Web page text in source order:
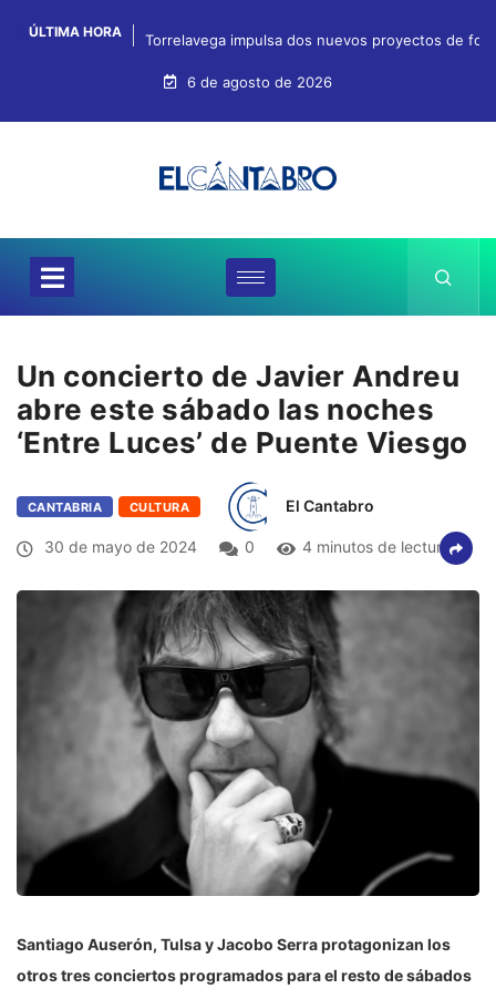
ÚLTIMA HORA Torrelavega impulsa dos nuevos proyectos de
6 de agosto de 2026
Un concierto de Javier Andreu
abre este sábado las noches
‘Entre Luces’ de Puente Viesgo
CANTABRIA CULTURA El Cantabro
30 de mayo de 2024 0 4 minutos de lectura
Santiago Auserón, Tulsa y Jacobo Serra protagonizan los
otros tres conciertos programados para el resto de sábados